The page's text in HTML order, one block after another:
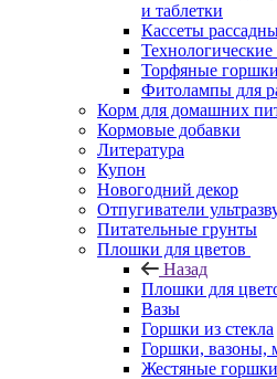
и таблетки
Кассеты
Торфяные
Фитолампы для
Корм для домашних
Кормовые добавки
Литература
Купон
Новогодний декор
Отпугиватели
Питательные грунты
Плошки для цветов
Назад
Плошки для
Вазы
Горшки из стекла
Горшки, вазоны,
Жестяные горшки